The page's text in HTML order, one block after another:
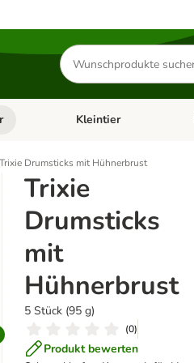
Produkte
suchen
& Zubehör
Kategorie-Menü öffnen:
Kleintier
Trixie Drumsticks mit Hühnerbrust
Trixie
Drumsticks
mit
Hühnerbrust
5 Stück (95 g)
(0)
Produkt bewerten